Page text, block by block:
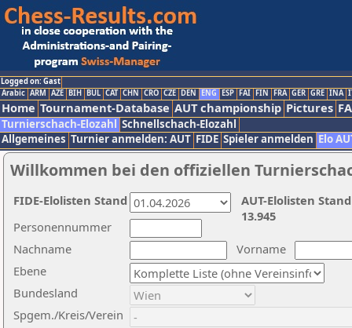
Logged on: Gast
Arabic ARM AZE BIH BUL CAT CHN CRO CZE DEN ENG ESP FAI FIN FRA GER GRE INA
Home Tournament-Database AUT championship Pictures
Turnierschach-Elozahl Schnellschach-Elozahl
Allgemeines Turnier anmelden: AUT FIDE Spieler anmelden Elo
Willkommen bei den offiziellen
Nachname
Vorname
Ebene
Personennummer
Bundesland
Spgem./Kreis/Verein
AUT-Elolisten
13.945
FIDE-Elolisten Stand